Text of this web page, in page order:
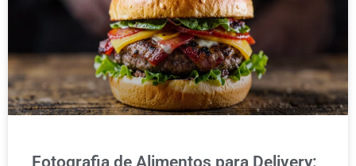
Fotografia de Alimentos para Delivery: